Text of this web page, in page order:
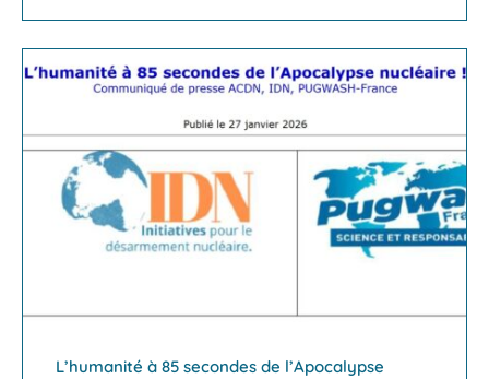
L’humanité à 85 secondes de l’Apocalypse